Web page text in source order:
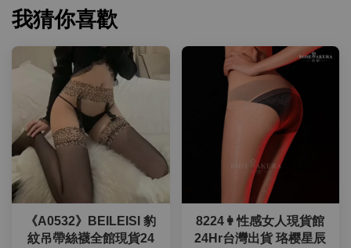
我猜你喜歡
《A0532》BEILEISI 豹
紋吊帶絲襪全館現貨24
8224👩性感女人現貨館
24Hr台灣出貨 珞樱星辰